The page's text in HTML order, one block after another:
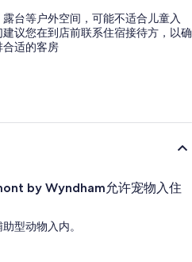
台等户外空间，可能不适合儿童入
议您在到店前联系住宿接待方，以确
适的客房
by Wyndham允许宠物入住
型动物入内。